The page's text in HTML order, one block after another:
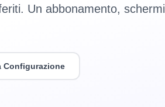
Un abbonamento, schermi
Configurazione